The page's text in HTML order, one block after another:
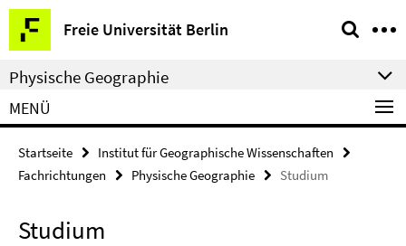
Springe
direkt
zu
Inhalt
Freie Universität Berlin
Service-
Navigation
Physische Geographie
MENÜ
Startseite
Institut für Geographische Wissenschaften
Fachrichtungen
Physische Geographie Studium
Studium